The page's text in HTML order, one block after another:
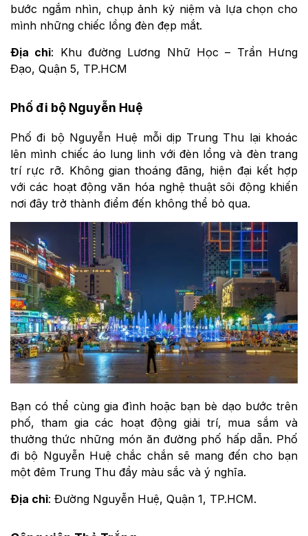
bước ngắm nhìn, chụp ảnh kỷ niệm và lựa chọn cho
mình những chiếc lồng đèn đẹp mắt.
Địa chỉ: Khu đường Lương Nhữ Học – Trần Hưng
Đạo, Quận 5, TP.HCM
Phố đi bộ Nguyễn Huệ
Phố đi bộ Nguyễn Huệ mỗi dịp Trung Thu lại khoác
lên mình chiếc áo lung linh với đèn lồng và đèn trang
trí rực rỡ. Không gian thoáng đãng, hiện đại kết hợp
với các hoạt động văn hóa nghệ thuật sôi động khiến
nơi đây trở thành điểm đến không thể bỏ qua.
Bạn có thể cùng gia đình hoặc bạn bè dạo bước trên
phố, tham gia các hoạt động giải trí, mua sắm và
thưởng thức những món ăn đường phố hấp dẫn. Phố
đi bộ Nguyễn Huệ chắc chắn sẽ mang đến cho bạn
một đêm Trung Thu đầy màu sắc và ý nghĩa.
Địa chỉ: Đường Nguyễn Huệ, Quận 1, TP.HCM.